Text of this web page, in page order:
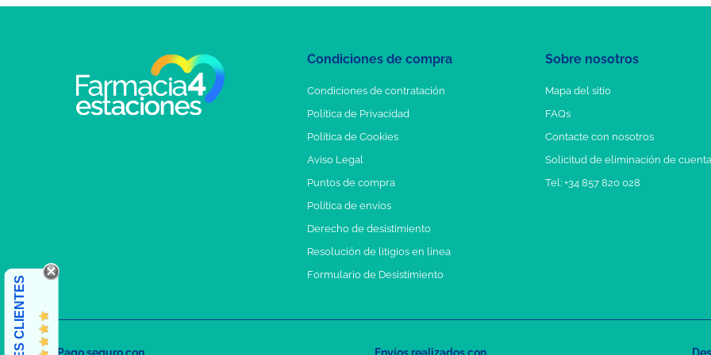
Condiciones de compra
Condiciones de contratación
Política de Privacidad
Política de Cookies
Aviso Legal
Puntos de compra
Política de envíos
Derecho de desistimiento
Resolución de litigios en línea
Formulario de Desistimiento
Sobre nosotros
Mapa del sitio
FAQs
Contacte con nosotros
Solicitud de eliminación de cuenta
Tel: +34 857 820 028